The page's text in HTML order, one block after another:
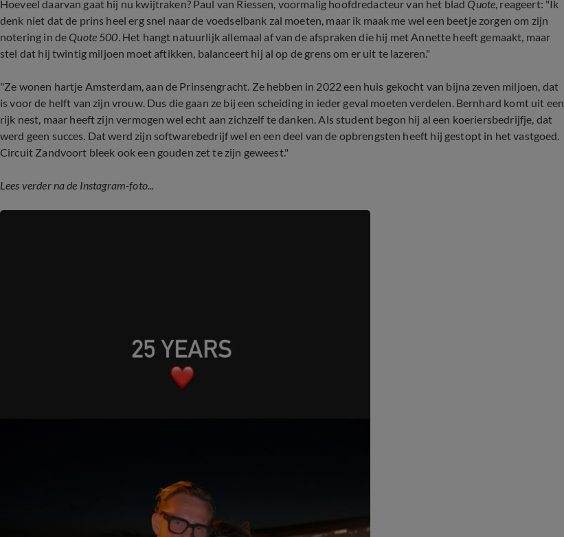
Hoeveel daarvan gaat hij nu kwijtraken? Paul van Riessen, voormalig hoofdredacteur van het blad Quote, reageert: "Ik
denk niet dat de prins heel erg snel naar de voedselbank zal moeten, maar ik maak me wel een beetje zorgen om zijn
notering in de Quote 500. Het hangt natuurlijk allemaal af van de afspraken die hij met Annette heeft gemaakt, maar
stel dat hij twintig miljoen moet aftikken, balanceert hij al op de grens om er uit te lazeren."
"Ze wonen hartje Amsterdam, aan de Prinsengracht. Ze hebben in 2022 een huis gekocht van bijna zeven miljoen, dat
is voor de helft van zijn vrouw. Dus die gaan ze bij een scheiding in ieder geval moeten verdelen. Bernhard komt uit een
rijk nest, maar heeft zijn vermogen wel echt aan zichzelf te danken. Als student begon hij al een koeriersbedrijfje, dat
werd geen succes. Dat werd zijn softwarebedrijf wel en een deel van de opbrengsten heeft hij gestopt in het vastgoed.
Circuit Zandvoort bleek ook een gouden zet te zijn geweest."
Lees verder na de Instagram-foto...